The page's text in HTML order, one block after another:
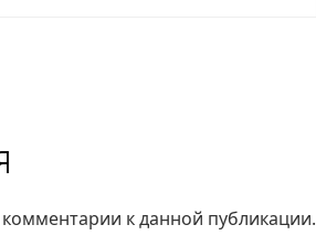
комментарии к данной публикации.